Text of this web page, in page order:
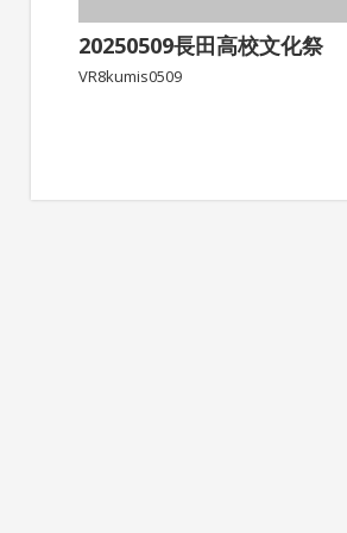
20250509長田高校文化祭
VR8kumis0509